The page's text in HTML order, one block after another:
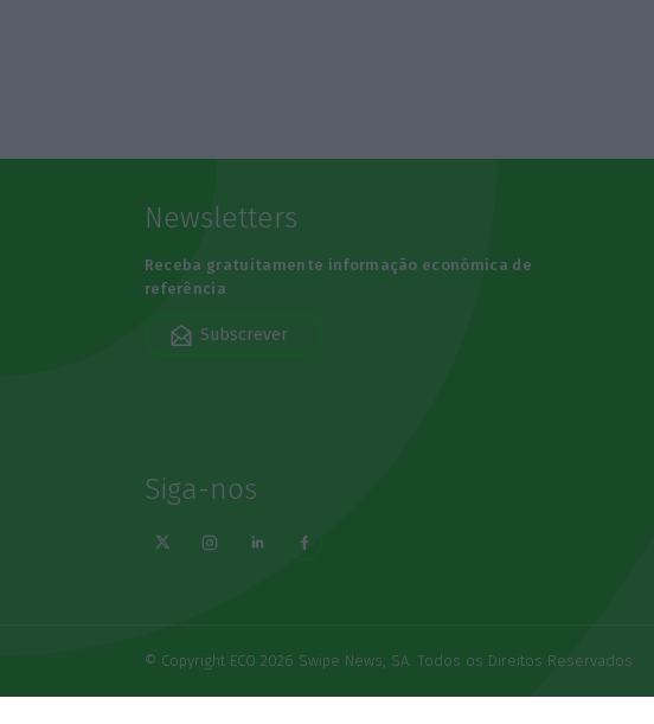
Newsletters
Receba gratuitamente informação económica de
referência
Subscrever
Siga-nos
© Copyright ECO 2026 Swipe News, SA. Todos os Direitos Reservados